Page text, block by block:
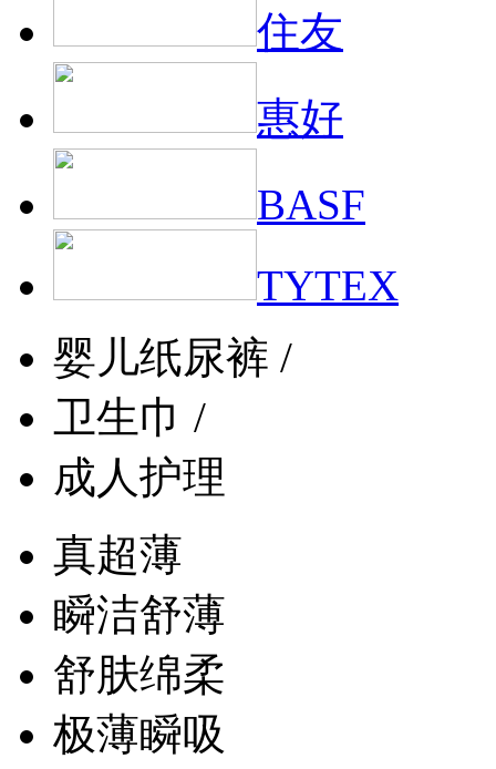
住友
惠好
BASF
TYTEX
婴儿纸尿裤 /
卫生巾 /
成人护理
真超薄
瞬洁舒薄
舒肤绵柔
极薄瞬吸